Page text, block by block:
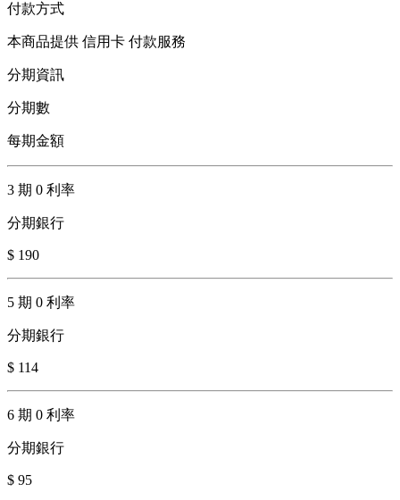
付款方式
本商品提供 信用卡 付款服務
分期資訊
分期數
每期金額
3 期 0 利率
分期銀行
$ 190
5 期 0 利率
分期銀行
$ 114
6 期 0 利率
分期銀行
$ 95